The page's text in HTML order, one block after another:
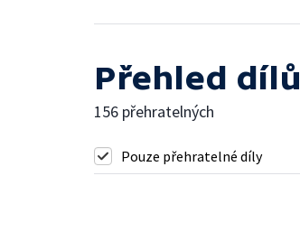
Přehled dílů
156 přehratelných
Pouze přehratelné díly